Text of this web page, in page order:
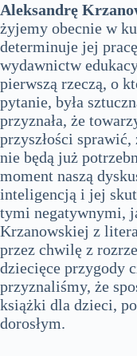
Aleksandrę
żyjemy obecnie w
determinuje jej
wydawnictw
pierwszą rzeczą, o
pytanie, była
przyznała, że
przyszłości
nie będą już
moment naszą
inteligencją i jej
tymi negatywnymi,
Krzanowskiej z
przez chwilę z
dziecięce przygody
przyznaliśmy, że
książki dla dzieci,
dorosłym.